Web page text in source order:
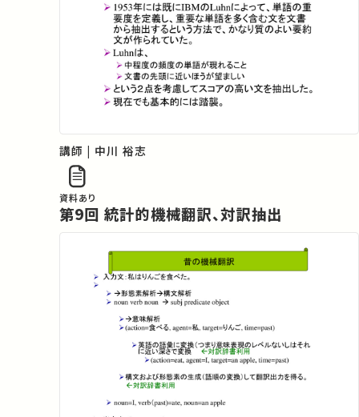
講師 | 中川 裕志
資料あり
第9回 統計的機械翻訳、対訳抽出